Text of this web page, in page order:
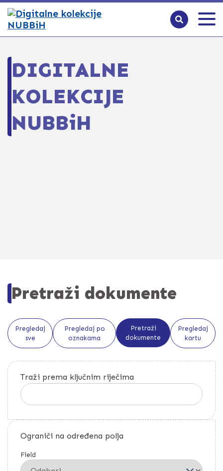
DIGITALNE
KOLEKCIJE
NUBBiH
Pretraži dokumente
Pregledaj
sve
Pregledaj po
oznakama
Pretraži
dokumente
Pregledaj
kartu
Traži prema ključnim riječima
Ograniči na određena polja
Field